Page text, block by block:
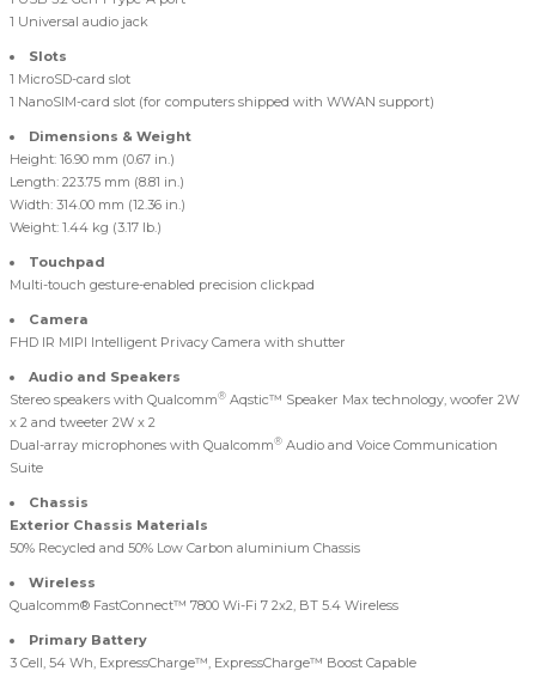
1 Universal audio jack
Slots
1 MicroSD-card slot
1 NanoSIM-card slot (for computers shipped with WWAN support)
Dimensions & Weight
Height: 16.90 mm (0.67 in.)
Length: 223.75 mm (8.81 in.)
Width: 314.00 mm (12.36 in.)
Weight: 1.44 kg (3.17 lb.)
Touchpad
Multi-touch gesture-enabled precision clickpad
Camera
FHD IR MIPI Intelligent Privacy Camera with shutter
Audio and Speakers
Stereo speakers with Qualcomm® Aqstic™ Speaker Max technology, woofer 2W
x 2 and tweeter 2W x 2
Dual-array microphones with Qualcomm® Audio and Voice Communication
Suite
Chassis
Exterior Chassis Materials
50% Recycled and 50% Low Carbon aluminium Chassis
Wireless
Qualcomm® FastConnect™ 7800 Wi-Fi 7 2x2, BT 5.4 Wireless
Primary Battery
3 Cell, 54 Wh, ExpressCharge™, ExpressCharge™ Boost Capable